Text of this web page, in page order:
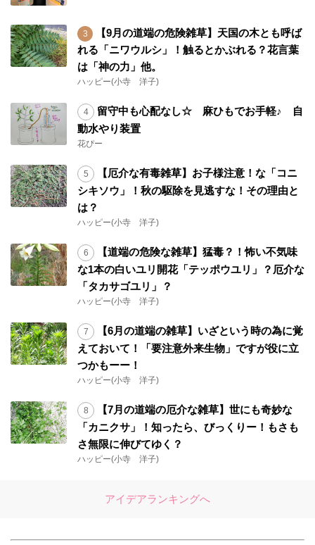
【9月の道端の危険雑草】天国の木とも呼ば
れる「ニワウルシ」！触るとかぶれる？花言葉
は「神の力」他。
ハッピー(小寺 洋子)
留守中も心配なし☆ 麻ひもでお手軽♪ 自
動水やり装置
花ぴー
【厄介な有毒雑草】お子様注意！な「コニ
シキソウ」！秋の駆除を見逃すな！その理由と
は？
ハッピー(小寺 洋子)
【道端の危険な雑草】猛毒？！怖い不気味
な1本の白いユリ開花「テッポウユリ」？厄介な
「タカサゴユリ」？
ハッピー(小寺 洋子)
【6月の道端の雑草】いざという時の為に覚
えておいて！「要注意外来生物」ですが役に立
つかもーー！
ハッピー(小寺 洋子)
【7月の道端の厄介な雑草】世にも奇妙な
「カニクサ」！知ったら、びっくりー！もさも
さ無限に伸びてゆく？
ハッピー(小寺 洋子)
アイデアランキングへ